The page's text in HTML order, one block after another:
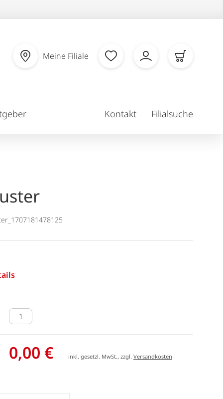
Meine Filiale
Kontakt Filialsuche
0,00 € inkl. gesetzl. MwSt., zzgl.Versandkosten